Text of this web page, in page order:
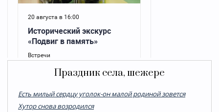
Праздник села, шежере
Есть милый сердцу уголок-он малой родиной зовется
Хутор снова возродился